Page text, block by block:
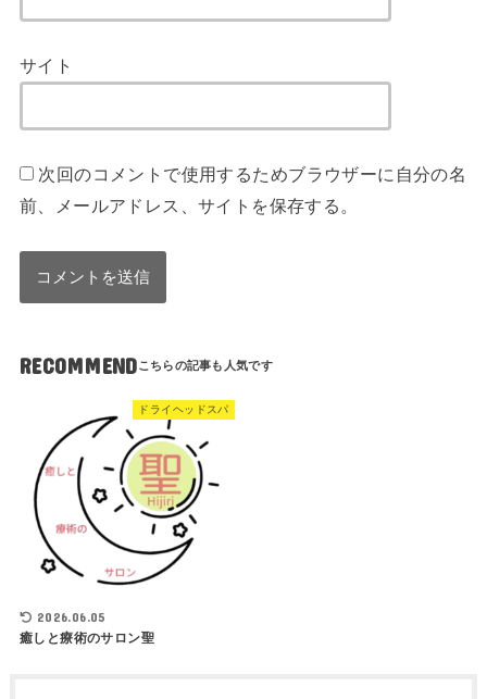
サイト
次回のコメントで使用するためブラウザーに自分の名
前、メールアドレス、サイトを保存する。
RECOMMEND
ドライヘッドスパ
2026.06.05
癒しと療術のサロン聖